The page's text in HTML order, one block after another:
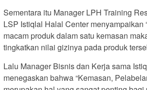
Sementara itu Manager LPH Training
LSP Istiqlal Halal Center menyampaikan
macam produk dalam satu kemasan
tingkatkan nilai gizinya pada produk
Lalu Manager Bisnis dan Kerja sama
menegaskan bahwa “Kemasan,